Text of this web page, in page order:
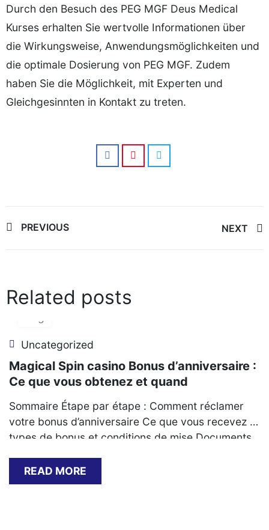
Durch den Besuch des PEG MGF Deus Medical
Kurses erhalten Sie wertvolle Informationen über
die Wirkungsweise, Anwendungsmöglichkeiten und
die optimale Dosierung von PEG MGF. Zudem
haben Sie die Möglichkeit, mit Experten und
Gleichgesinnten in Kontakt zu treten.
Post
PREVIOUS NEXT
Related posts
06
Uncategorized
Magical Spin casino Bonus d’anniversaire :
Ce que vous obtenez et quand
Sommaire Étape par étape : Comment réclamer
votre bonus d’anniversaire Ce que vous recevez :
types de bonus et conditions de mise Documents
solutions lors de la réclamation Délais typiques et
méthodes de retrait des gains Comparaison avec
READ MORE